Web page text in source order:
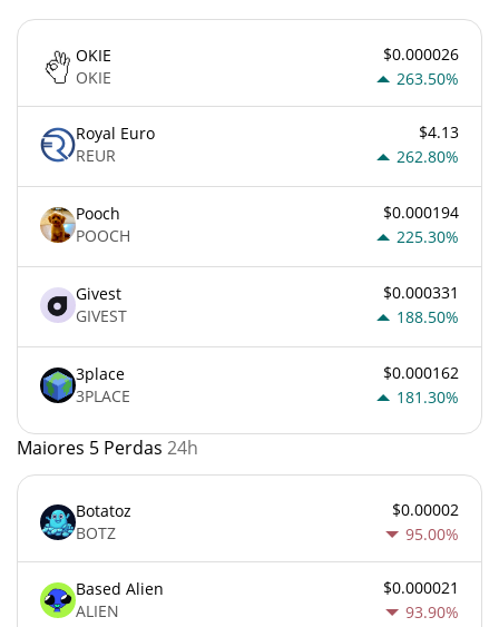
OKIE
OKIE
$0.000026
263.50%
Royal Euro
REUR
$4.13
262.80%
Pooch
POOCH
$0.000194
225.30%
Givest
GIVEST
$0.000331
188.50%
3place
3PLACE
$0.000162
181.30%
Maiores 5 Perdas 24h
Botatoz
BOTZ
$0.00002
95.00%
Based Alien
ALIEN
$0.000021
93.90%